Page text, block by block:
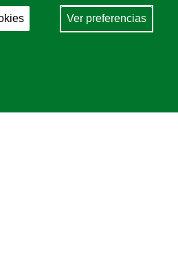
Ver preferencias